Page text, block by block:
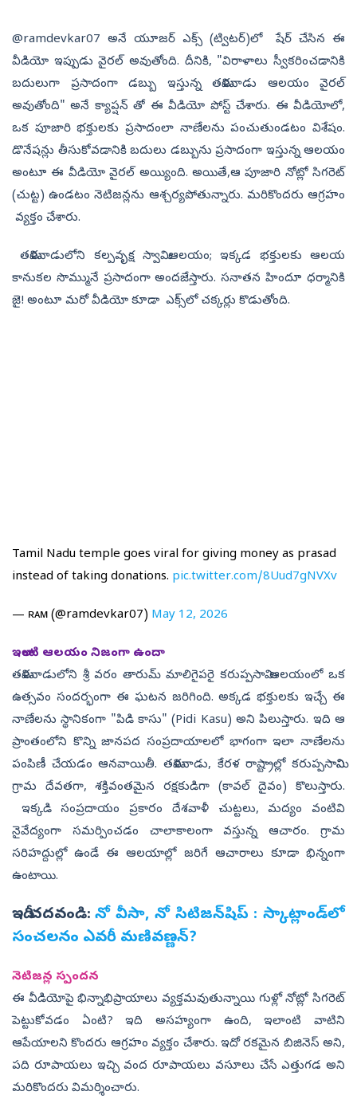
@ramdevkar07 అనే యూజర్ ఎక్స్ (ట్విటర్)లో షేర్ చేసిన ఈ
వీడియో ఇప్పుడు వైరల్ అవుతోంది. దీనికి, "విరాళాలు స్వీకరించడానికి
బదులుగా ప్రసాదంగా డబ్బు ఇస్తున్న తమిళనాడు ఆలయం వైరల్
అవుతోంది" అనే క్యాప్షన్‌ తో ఈ వీడియో పోస్ట్‌ చేశారు. ఈ వీడియోలో,
ఒక పూజారి భక్తులకు ప్రసాదంలా నాణేలను పంచుతుండటం విశేషం.
డొనేషన్లు తీసుకోవడానికి బదులు డబ్బును ప్రసాదంగా ఇస్తున్న ఆలయం
అంటూ ఈ వీడియో వైరల్ అయ్యింది. అయితే,ఆ పూజారి నోట్లో సిగరెట్
(చుట్ట) ఉండటం నెటిజన్లను ఆశ్చర్యపోతున్నారు. మరికొందరు ఆగ్రహం
వ్యక్తం చేశారు.
తమిళనాడులోని కల్పవృక్ష స్వామి ఆలయం; ఇక్కడ భక్తులకు ఆలయ
కానుకల సొమ్మునే ప్రసాదంగా అందజేస్తారు. సనాతన హిందూ ధర్మానికి
జై! అంటూ మరో వీడియో కూడా ఎక్స్‌లో చక్కర్లు కొడుతోంది.
Tamil Nadu temple goes viral for giving money as prasad
instead of taking donations. pic.twitter.com/8Uud7gNVXv
— ʀᴀᴍ (@ramdevkar07) May 12, 2026
ఇలాంటి ఆలయం నిజంగా ఉందా
తమిళనాడులోని శ్రీ వరం తారుమ్ మాలిగైపరై కరుప్పసామి ఆలయంలో ఒక
ఉత్సవం సందర్భంగా ఈ ఘటన జరిగింది. అక్కడ భక్తులకు ఇచ్చే ఈ
నాణేలను స్థానికంగా "పిడి కాసు" (Pidi Kasu) అని పిలుస్తారు. ఇది ఆ
ప్రాంతంలోని కొన్ని జానపద సంప్రదాయాలలో భాగంగా ఇలా నాణేలను
పంపిణీ చేయడం ఆనవాయితీ. తమిళనాడు, కేరళ రాష్ట్రాల్లో కరుప్పసామిని
గ్రామ దేవతగా, శక్తివంతమైన రక్షకుడిగా (కావల్ దైవం) కొలుస్తారు.
ఇక్కడి సంప్రదాయం ప్రకారం దేశవాళీ చుట్టలు, మద్యం వంటివి
నైవేద్యంగా సమర్పించడం చాలాకాలంగా వస్తున్న ఆచారం. గ్రామ
సరిహద్దుల్లో ఉండే ఈ ఆలయాల్లో జరిగే ఆచారాలు కూడా భిన్నంగా
ఉంటాయి.
ఇదీ చదవండి: నో వీసా, నో సిటిజన్‌షిప్‌ : స్కాట్లాండ్‌లో
సంచలనం ఎవరీ మణివణ్ణన్‌?
నెటిజన్ల స్పందన
ఈ వీడియోపై భిన్నాభిప్రాయాలు వ్యక్తమవుతున్నాయి గుళ్లో నోట్లో సిగరెట్
పెట్టుకోవడం ఏంటి? ఇది అసహ్యంగా ఉంది, ఇలాంటి వాటిని
ఆపేయాలని కొందరు ఆగ్రహం వ్యక్తం చేశారు. ఇదో రకమైన బిజినెస్ అని,
పది రూపాయలు ఇచ్చి వంద రూపాయలు వసూలు చేసే ఎత్తుగడ అని
మరికొందరు విమర్శించారు.